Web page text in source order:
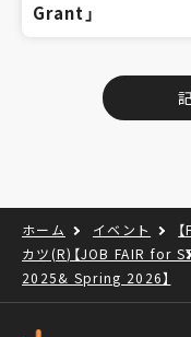
Grant」
ホーム イベント
カツ(R)【JOB FAIR for
2025& Spring 2026】